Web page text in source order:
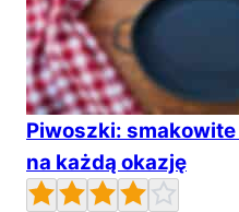
Piwoszki:
na każdą okazję